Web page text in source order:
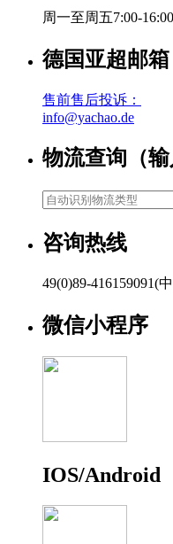
周一至周五7:00-16:00
德国亚超邮箱
售前售后投诉：
info@yachao.de
物流查询（输
咨询热线
49(0)89-416159091(
微信小程序
IOS/Android